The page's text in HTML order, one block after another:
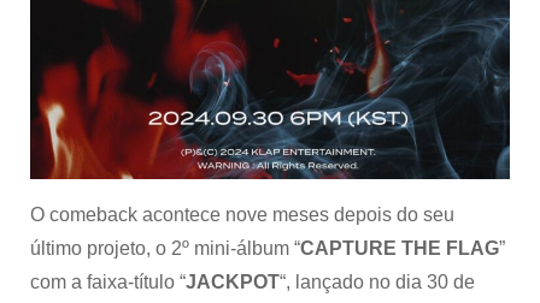
O comeback acontece nove meses depois do seu
último projeto, o 2º mini-álbum “CAPTURE THE FLAG”
com a faixa-título “JACKPOT“, lançado no dia 30 de